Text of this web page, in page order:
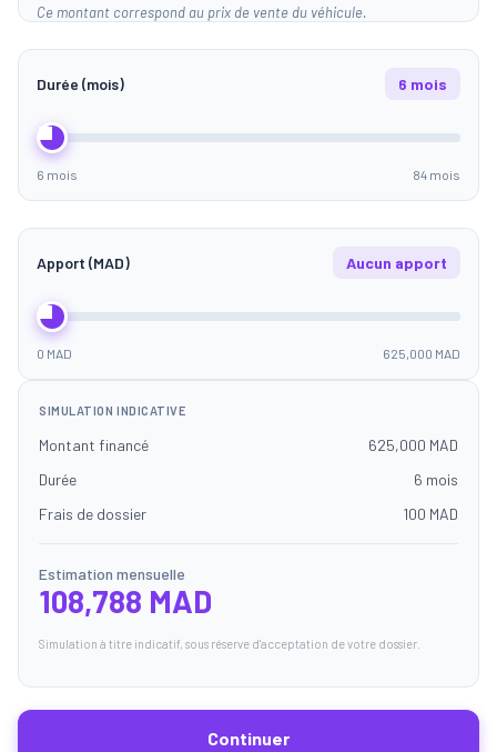
Ce montant correspond au prix de vente du véhicule.
Durée (mois) 6 mois
6 mois 84 mois
Apport (MAD) Aucun apport
0 MAD 625,000 MAD
SIMULATION INDICATIVE
Montant financé
625,000 MAD
Durée
6 mois
Frais de dossier
100 MAD
Estimation mensuelle
108,788 MAD
Simulation à titre indicatif, sous réserve d'acceptation de votre dossier.
Continuer